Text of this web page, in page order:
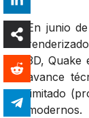
En junio
3D,
avance
limitado
modernos.